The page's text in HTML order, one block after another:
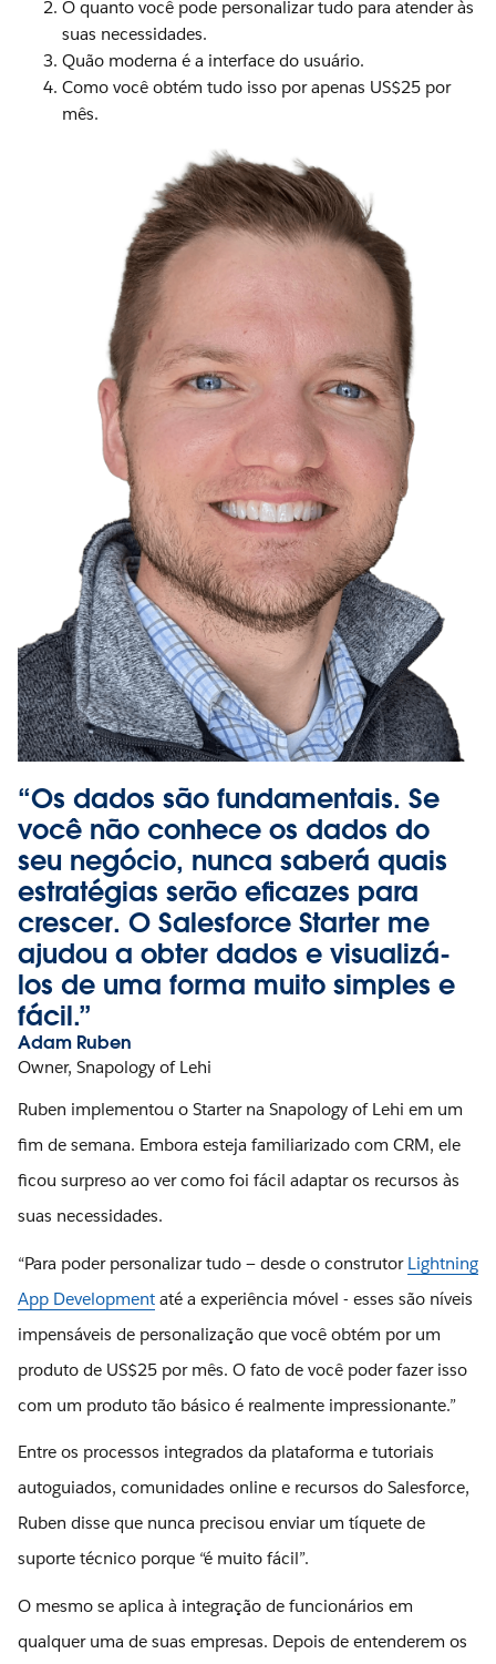
O quanto você pode personalizar tudo para atender às
suas necessidades.
Quão moderna é a interface do usuário.
Como você obtém tudo isso por apenas US$25 por
mês.
“Os dados são fundamentais. Se
você não conhece os dados do
seu negócio, nunca saberá quais
estratégias serão eficazes para
crescer. O Salesforce Starter me
ajudou a obter dados e visualizá-
los de uma forma muito simples e
fácil.”
Adam Ruben
Owner, Snapology of Lehi
Ruben implementou o Starter na Snapology of Lehi em um
fim de semana. Embora esteja familiarizado com CRM, ele
ficou surpreso ao ver como foi fácil adaptar os recursos às
suas necessidades.
“Para poder personalizar tudo — desde o construtor Lightning
App Development até a experiência móvel - esses são níveis
impensáveis de personalização que você obtém por um
produto de US$25 por mês. O fato de você poder fazer isso
com um produto tão básico é realmente impressionante.”
Entre os processos integrados da plataforma e tutoriais
autoguiados, comunidades online e recursos do Salesforce,
Ruben disse que nunca precisou enviar um tíquete de
suporte técnico porque “é muito fácil”.
O mesmo se aplica à integração de funcionários em
qualquer uma de suas empresas. Depois de entenderem os